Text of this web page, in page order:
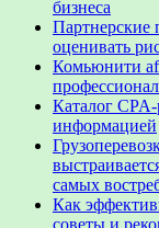
бизнеса
Партнерские
оценивать
Комьюнити
Каталог CPA-
информацией
самых
Как